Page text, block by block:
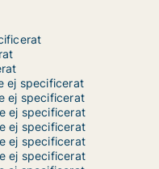
ej specificerat
ej specificerat
ej specificerat
ej specificerat
ej specificerat
ej specificerat